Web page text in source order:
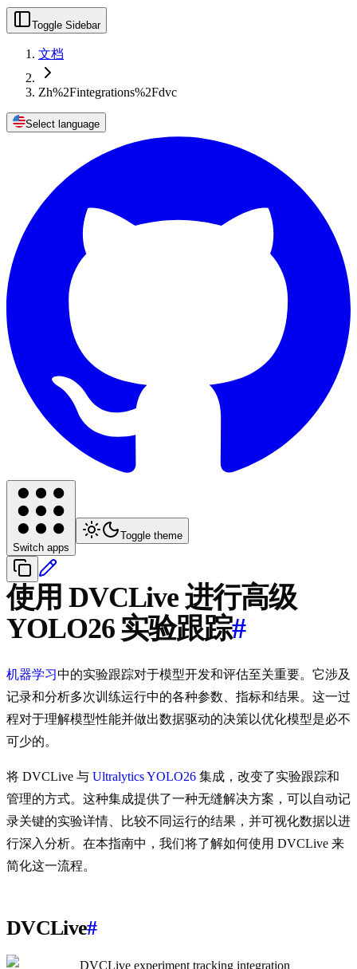
Toggle Sidebar
文档
Zh%2Fintegrations%2Fdvc
Select language
Switch apps
Toggle theme
使用 DVCLive 进行高级
YOLO26 实验跟踪#
机器学习中的实验跟踪对于模型开发和评估至关重要。它涉及
记录和分析多次训练运行中的各种参数、指标和结果。这一过
程对于理解模型性能并做出数据驱动的决策以优化模型是必不
可少的。
将 DVCLive 与 Ultralytics YOLO26 集成，改变了实验跟踪和
管理的方式。这种集成提供了一种无缝解决方案，可以自动记
录关键的实验详情、比较不同运行的结果，并可视化数据以进
行深入分析。在本指南中，我们将了解如何使用 DVCLive 来
简化这一流程。
DVCLive#